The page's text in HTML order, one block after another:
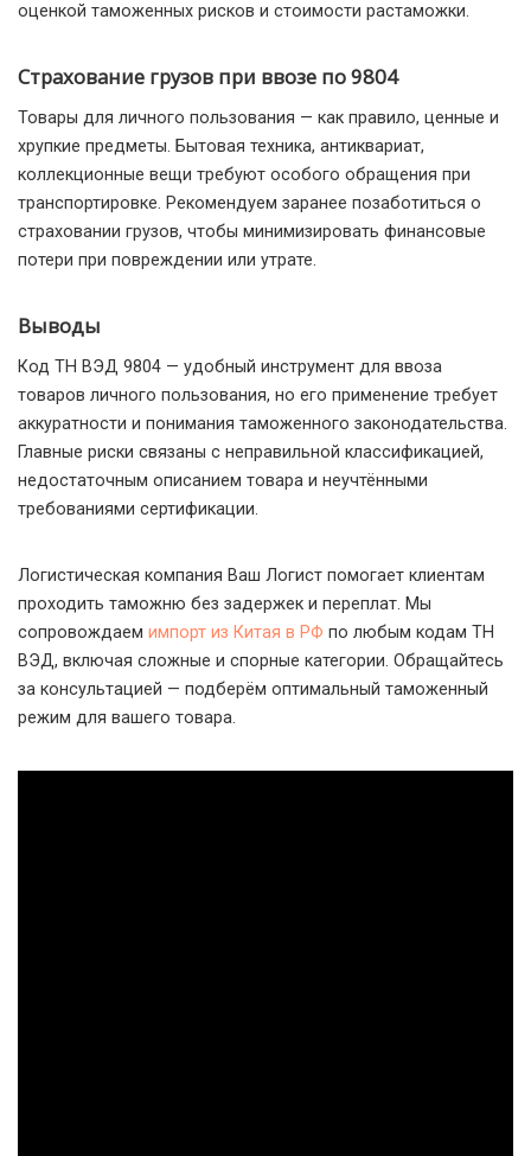
оценкой таможенных рисков и стоимости растаможки.
Страхование грузов при ввозе по 9804
Товары для личного пользования — как правило, ценные и
хрупкие предметы. Бытовая техника, антиквариат,
коллекционные вещи требуют особого обращения при
транспортировке. Рекомендуем заранее позаботиться о
страховании грузов, чтобы минимизировать финансовые
потери при повреждении или утрате.
Выводы
Код ТН ВЭД 9804 — удобный инструмент для ввоза
товаров личного пользования, но его применение требует
аккуратности и понимания таможенного законодательства.
Главные риски связаны с неправильной классификацией,
недостаточным описанием товара и неучтёнными
требованиями сертификации.
Логистическая компания Ваш Логист помогает клиентам
проходить таможню без задержек и переплат. Мы
сопровождаем импорт из Китая в РФ по любым кодам ТН
ВЭД, включая сложные и спорные категории. Обращайтесь
за консультацией — подберём оптимальный таможенный
режим для вашего товара.